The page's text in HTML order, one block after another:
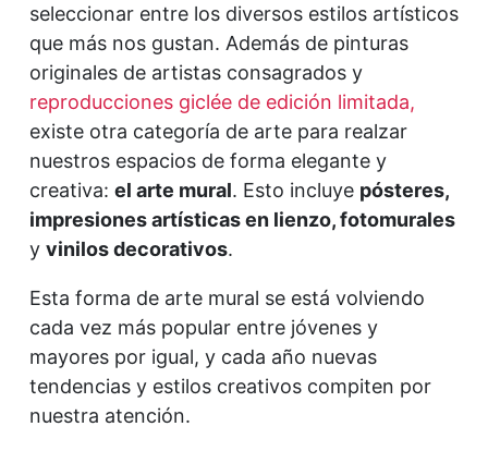
seleccionar entre los diversos estilos artísticos
que más nos gustan. Además de pinturas
originales de artistas consagrados y
reproducciones giclée de edición limitada,
existe otra categoría de arte para realzar
nuestros espacios de forma elegante y
creativa: el arte mural. Esto incluye pósteres,
impresiones artísticas en lienzo, fotomurales
y vinilos decorativos.
Esta forma de arte mural se está volviendo
cada vez más popular entre jóvenes y
mayores por igual, y cada año nuevas
tendencias y estilos creativos compiten por
nuestra atención.